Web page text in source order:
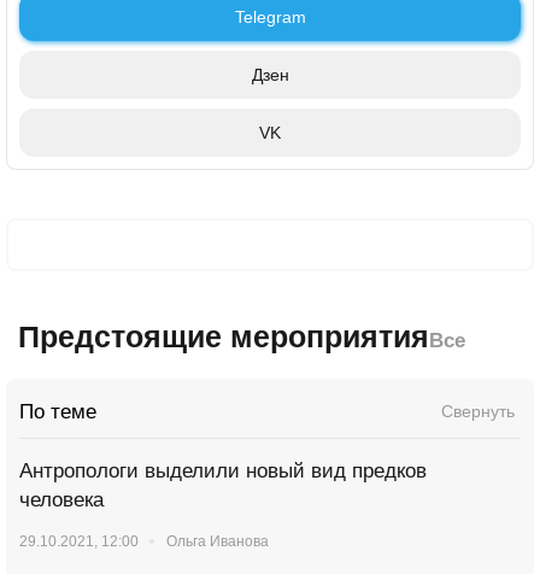
Telegram
Дзен
VK
Предстоящие мероприятияВсе
По теме Свернуть
Антропологи выделили новый вид предков
человека
29.10.2021, 12:00 Ольга Иванова